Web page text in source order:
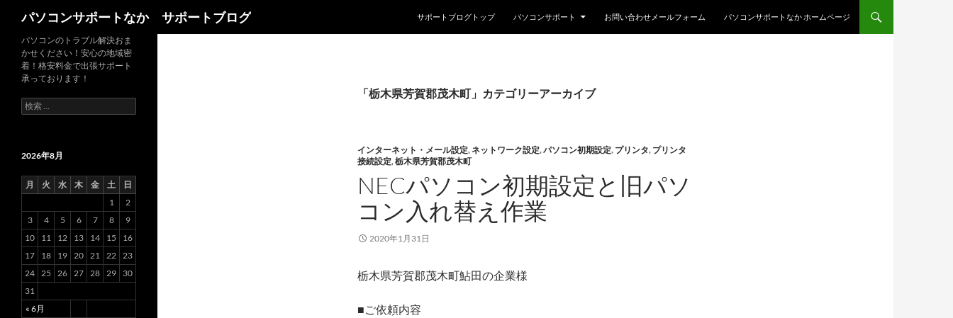
パソコンサポートなか サポートブログ
サポートブログトップ
パソコンサポート お問い合わせメールフォーム パソコンサポートなか ホームページ
「栃木県芳賀郡茂木町」カテゴリーアーカイブ
インターネット・メール設定,ネットワーク設定,パソコン初期設定, プリンタ, プリンタ
接続設定,栃木県芳賀郡茂木町
NECパソコン初期設定と旧パソ
コン入れ替え作業
2020年1月31日
栃木県芳賀郡茂木町鮎田の企業様
■ご依頼内容
パソコンのトラブル解決おま
かせください！安心の地域密
着！格安料金で出張サポート
承っております！
検
索
2026年8月
月 火 水 木 金 土 日
« 6月
1
2
3
4 5 6 7 8
9
10
11 12 13 14 15
16
17
18 19 20 21 22 23
24 25 26 27 28 29
30
31